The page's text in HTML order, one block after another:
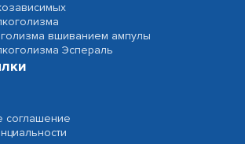
вшиванием ампулы
Эспераль
соглашение